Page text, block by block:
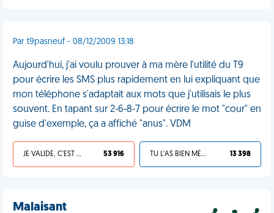
Par t9pasneuf - 08/12/2009 13:18
Aujourd'hui, j'ai voulu prouver à ma mère l'utilité du T9
pour écrire les SMS plus rapidement en lui expliquant que
mon téléphone s'adaptait aux mots que j'utilisais le plus
souvent. En tapant sur 2-6-8-7 pour écrire le mot "cour" en
guise d'exemple, ça a affiché "anus". VDM
JE VALIDE, C'EST UNE VDM 53 916 TU L'AS BIEN MÉRITÉ 13 398
Malaisant